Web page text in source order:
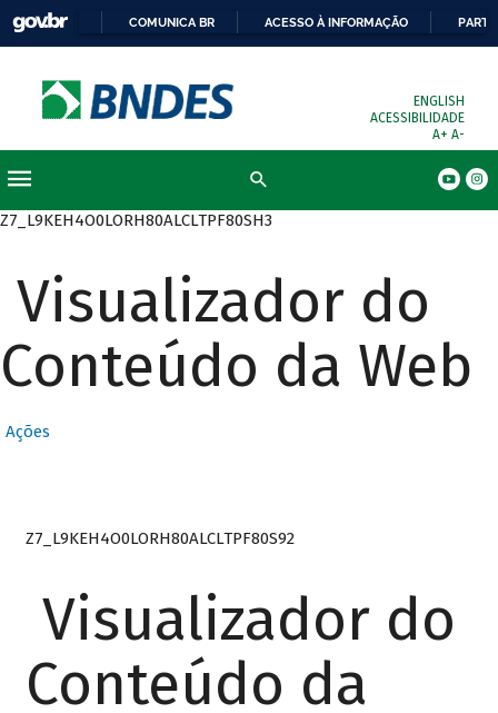
COMUNICA BR ACESSO À INFORMAÇÃO
ENGLISH
ACESSIBILIDADE
A+ A-
Z7_L9KEH4O0LORH80ALCLTPF80SH3
Visualizador do
Conteúdo da Web
Ações
Z7_L9KEH4O0LORH80ALCLTPF80S92
Visualizador do
Conteúdo da